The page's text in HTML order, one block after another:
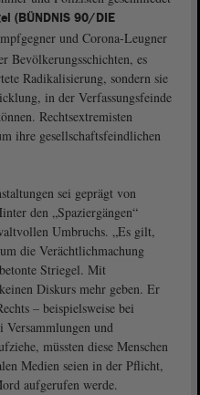
(BÜNDNIS 90/DIE
und Corona-Leugner
Bevölkerungsschichten, es
Radikalisierung, sondern sie
in der Verfassungsfeinde
Rechtsextremisten
ihre gesellschaftsfeindlichen
sei geprägt von
den „Spaziergängen“
Umbruchs. „Es gilt,
die Verächtlichmachung
Striegel. Mit
Diskurs mehr geben. Er
– beispielsweise bei
Versammlungen und
müssten diese Menschen
Medien seien in der Pflicht,
aufgerufen werde.